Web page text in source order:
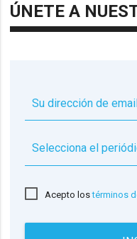
ÚNETE A
Acepto lostérminos